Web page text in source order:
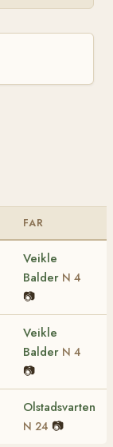
FAR
Veikle
Balder N 4
📷
Veikle
Balder N 4
📷
Olstadsvarten
N 24 📷